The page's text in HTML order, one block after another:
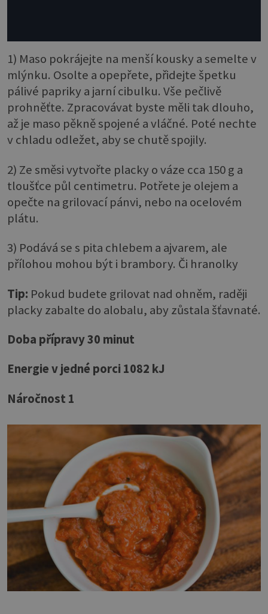
1) Maso pokrájejte na menší kousky a semelte v
mlýnku. Osolte a opepřete, přidejte špetku
pálivé papriky a jarní cibulku. Vše pečlivě
prohněťte. Zpracovávat byste měli tak dlouho,
až je maso pěkně spojené a vláčné. Poté nechte
v chladu odležet, aby se chutě spojily.
2) Ze směsi vytvořte placky o váze cca 150 g a
tloušťce půl centimetru. Potřete je olejem a
opečte na grilovací pánvi, nebo na ocelovém
plátu.
3) Podává se s pita chlebem a ajvarem, ale
přílohou mohou být i brambory. Či hranolky
Tip: Pokud budete grilovat nad ohněm, raději
placky zabalte do alobalu, aby zůstala šťavnaté.
Doba přípravy 30 minut
Energie v jedné porci 1082 kJ
Náročnost 1